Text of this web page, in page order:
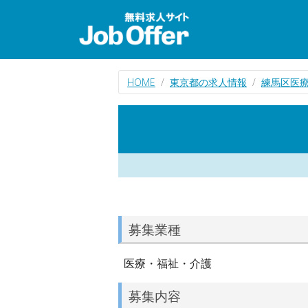
HOME 東京都の求人情報 練馬区医
募集業種
医療・福祉・介護
募集内容